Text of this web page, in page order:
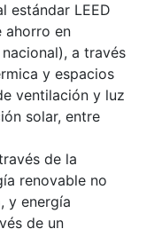
estándar LEED
ahorro en
a través
y espacios
ventilación y luz
solar, entre
de la
renovable no
y energía
de un